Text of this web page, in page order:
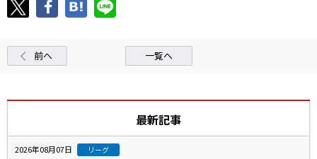
前へ 一覧へ
最新記事
2026年08月07日 リーグ